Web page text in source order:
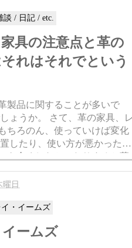
談 / 日記 / etc.
具の注意点と革の
れはそれでという
製品に関することが多いで
ちろのん、使っていけば変化
を全くしなかったりすると革
で気を付けないと
曜日
・イームズ
ームズ